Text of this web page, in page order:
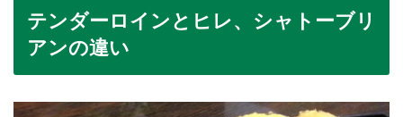
テンダーロインとヒレ、シャトーブリ
アンの違い